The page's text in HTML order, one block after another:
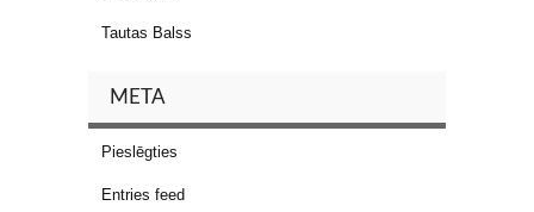
Tautas Balss
META
Pieslēgties
Entries feed